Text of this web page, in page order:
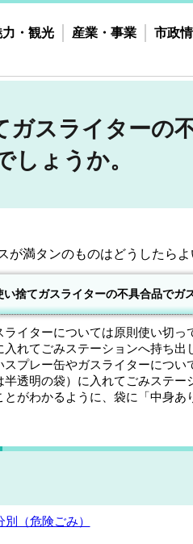
力・観光 産業・事業 市政
スライターの
ょうか。
満タンのものはどうしたらよ
捨てガスライターの不具合品でガ
イターについては原則使い切っ
入れてごみステーションへ持ち
スプレー缶やガスライターにつ
半透明の袋）に入れてごみステ
とがわかるように、袋に「中身
（危険ごみ）